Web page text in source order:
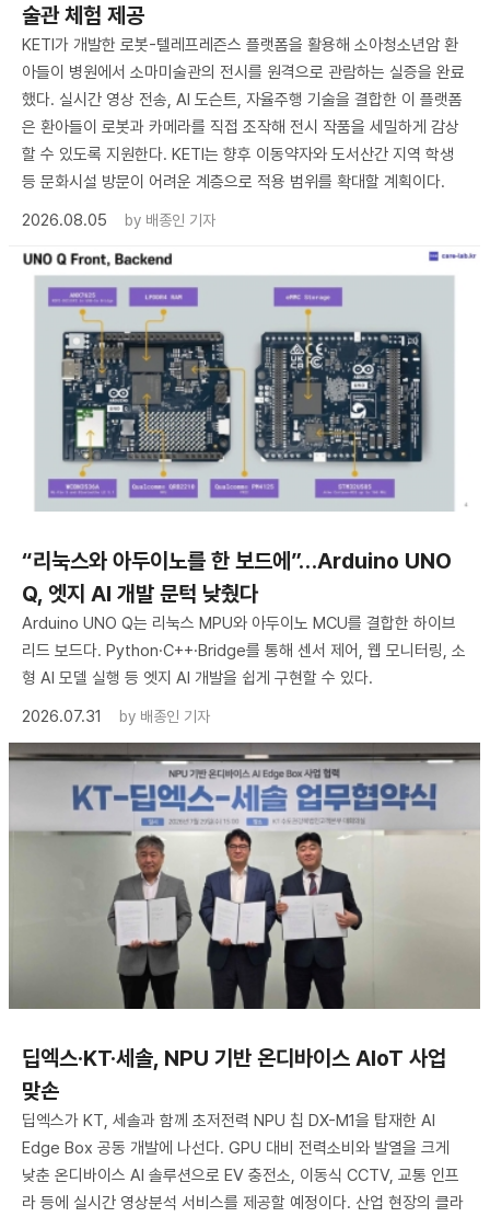
술관 체험 제공
KETI가 개발한 로봇-텔레프레즌스 플랫폼을 활용해 소아청소년암 환
아들이 병원에서 소마미술관의 전시를 원격으로 관람하는 실증을 완료
했다. 실시간 영상 전송, AI 도슨트, 자율주행 기술을 결합한 이 플랫폼
은 환아들이 로봇과 카메라를 직접 조작해 전시 작품을 세밀하게 감상
할 수 있도록 지원한다. KETI는 향후 이동약자와 도서산간 지역 학생
등 문화시설 방문이 어려운 계층으로 적용 범위를 확대할 계획이다.
2026.08.05
by 배종인 기자
“리눅스와 아두이노를 한 보드에”…Arduino UNO
Q, 엣지 AI 개발 문턱 낮췄다
Arduino UNO Q는 리눅스 MPU와 아두이노 MCU를 결합한 하이브
리드 보드다. Python·C++·Bridge를 통해 센서 제어, 웹 모니터링, 소
형 AI 모델 실행 등 엣지 AI 개발을 쉽게 구현할 수 있다.
2026.07.31
by 배종인 기자
딥엑스·KT·세솔, NPU 기반 온디바이스 AIoT 사업
맞손
딥엑스가 KT, 세솔과 함께 초저전력 NPU 칩 DX-M1을 탑재한 AI
Edge Box 공동 개발에 나선다. GPU 대비 전력소비와 발열을 크게
낮춘 온디바이스 AI 솔루션으로 EV 충전소, 이동식 CCTV, 교통 인프
라 등에 실시간 영상분석 서비스를 제공할 예정이다. 산업 현장의 클라